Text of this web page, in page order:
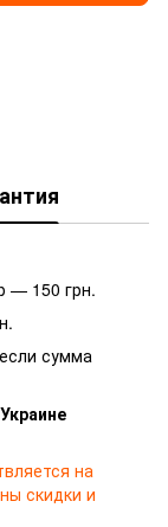
— 150 грн.
если сумма
на
скидки и